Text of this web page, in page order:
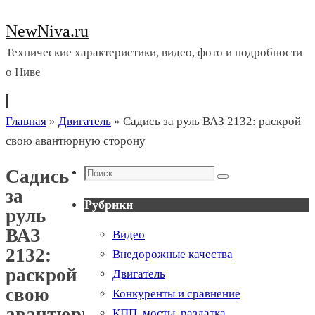
NewNiva.ru
Технические характеристики, видео, фото и подробности
о Ниве
Перейти
к
Главная » Двигатель » Садись за руль ВАЗ 2132: раскрой
свою авантюрную сторону
Садись
за
руль
ВАЗ
2132:
раскрой
свою
Поиск
Поиск
Рубрики
Видео
Внедорожные качества
Двигатель
Конкуренты и сравнение